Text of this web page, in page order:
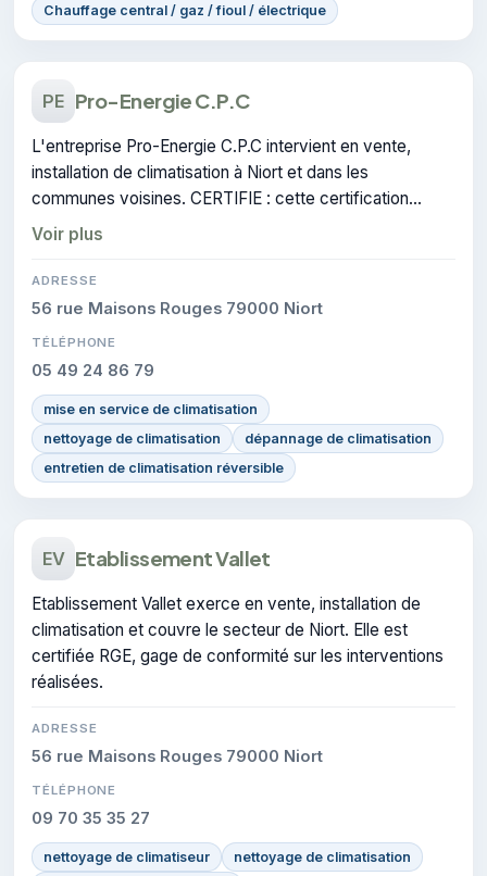
Chauffage central / gaz / fioul / électrique
PE Pro-Energie C.P.C
L'entreprise Pro-Energie C.P.C intervient en vente,
installation de climatisation à Niort et dans les
communes voisines. CERTIFIE : cette certification
atteste du savoir-faire de l'entreprise.
Voir plus
ADRESSE
56 rue Maisons Rouges 79000 Niort
TÉLÉPHONE
05 49 24 86 79
mise en service de climatisation
nettoyage de climatisation
dépannage de climatisation
entretien de climatisation réversible
EV Etablissement Vallet
Etablissement Vallet exerce en vente, installation de
climatisation et couvre le secteur de Niort. Elle est
certifiée RGE, gage de conformité sur les interventions
réalisées.
ADRESSE
56 rue Maisons Rouges 79000 Niort
TÉLÉPHONE
09 70 35 35 27
nettoyage de climatiseur
nettoyage de climatisation